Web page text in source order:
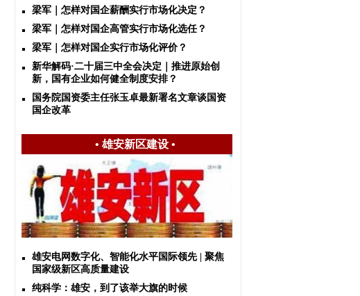
梁军｜怎样对国企薪酬实行市场化决定？
梁军｜怎样对国企高管实行市场化选任？
梁军｜怎样对国企实行市场化评价？
新华解码·二十届三中全会决定｜推进原始创
新，国有企业如何健全制度安排？
国务院国资委主任张玉卓最新署名文章谈国资
国企改革
• 雄安新区建设•
雄安电网数字化、智能化水平国际领先 | 聚焦
国家级新区高质量建设
纯科学：雄安，到了该举大旗的时候